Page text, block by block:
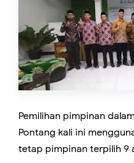
Pemilihan pimpinan
Pontang kali ini
tetap pimpinan terpilih 9